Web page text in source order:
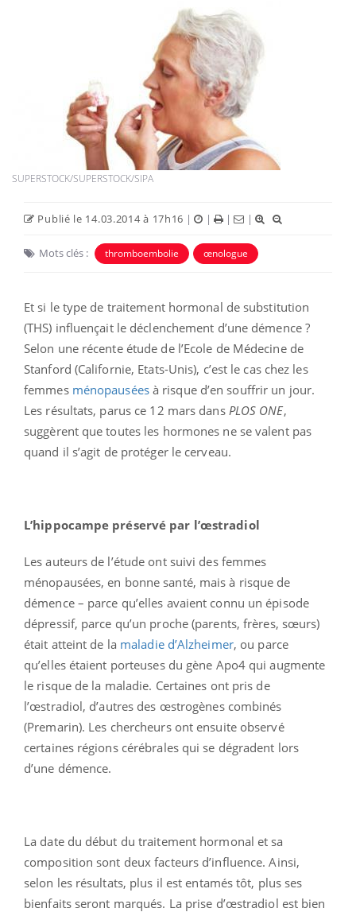
SUPERSTOCK/SUPERSTOCK/SIPA
Publié le 14.03.2014 à 17h16 | | | |
Mots clés : thromboembolie œnologue
Et si le type de traitement hormonal de substitution
(THS) influençait le déclenchement d’une démence ?
Selon une récente étude de l’Ecole de Médecine de
Stanford (Californie, Etats-Unis), c’est le cas chez les
femmes ménopauséesà risque d’en souffrir un jour.
Les résultats, parus ce 12 mars dans PLOS ONE,
suggèrent que toutes les hormones ne se valent pas
quand il s’agit de protéger le cerveau.
L’hippocampe préservé par l’œstradiol
Les auteurs de l’étude ont suivi des femmes
ménopausées, en bonne santé, mais à risque de
démence – parce qu’elles avaient connu un épisode
dépressif, parce qu’un proche (parents, frères, sœurs)
était atteint de la maladie d’Alzheimer, ou parce
qu’elles étaient porteuses du gène Apo4 qui augmente
le risque de la maladie. Certaines ont pris de
l’œstradiol, d’autres des œstrogènes combinés
(Premarin). Les chercheurs ont ensuite observé
certaines régions cérébrales qui se dégradent lors
d’une démence.
La date du début du traitement hormonal et sa
composition sont deux facteurs d’influence. Ainsi,
selon les résultats, plus il est entamés tôt, plus ses
bienfaits seront marqués. La prise d’œstradiol est bien